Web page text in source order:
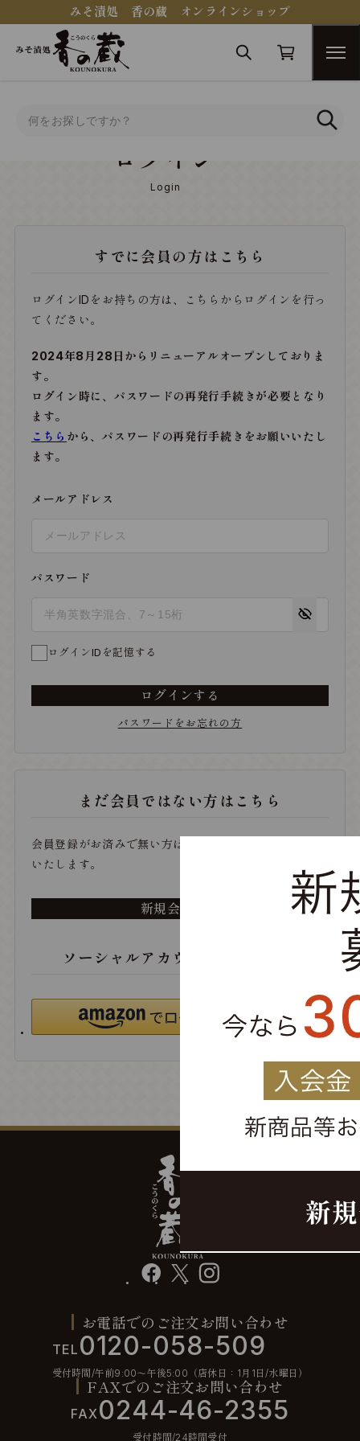
みそ漬処 香の蔵 オンラインショップ
ログイン
Login
すでに会員の方はこちら
ログインIDをお持ちの方は、こちらからログインを行っ
てください。
2024年8月28日からリニューアルオープンしておりま
す。
ログイン時に、パスワードの再発行手続きが必要となり
ます。
こちら から、パスワードの再発行手続きをお願いいたし
ます。
メールアドレス
パスワード
ログインIDを記憶する
ログインする
パスワードをお忘れの方
まだ会員ではない方はこちら
会員登録がお済みで無い方は、こちらから登録をお願い
いたします。
新規会員登録
ソーシャルアカウントでログイン
facebook instagram
お電話でのご注文お問い合わせ
TEL 0120-058-509
受付時間/午前9:00〜午後5:00（店休日：1月1日/水曜日）
FAXでのご注文お問い合わせ
FAX0244-46-2355
受付時間/24時間受付